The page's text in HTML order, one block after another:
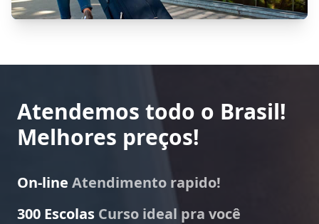
Atendemos todo o Brasil!
Melhores preços!
On-line Atendimento rapido!
300 Escolas Curso ideal pra você